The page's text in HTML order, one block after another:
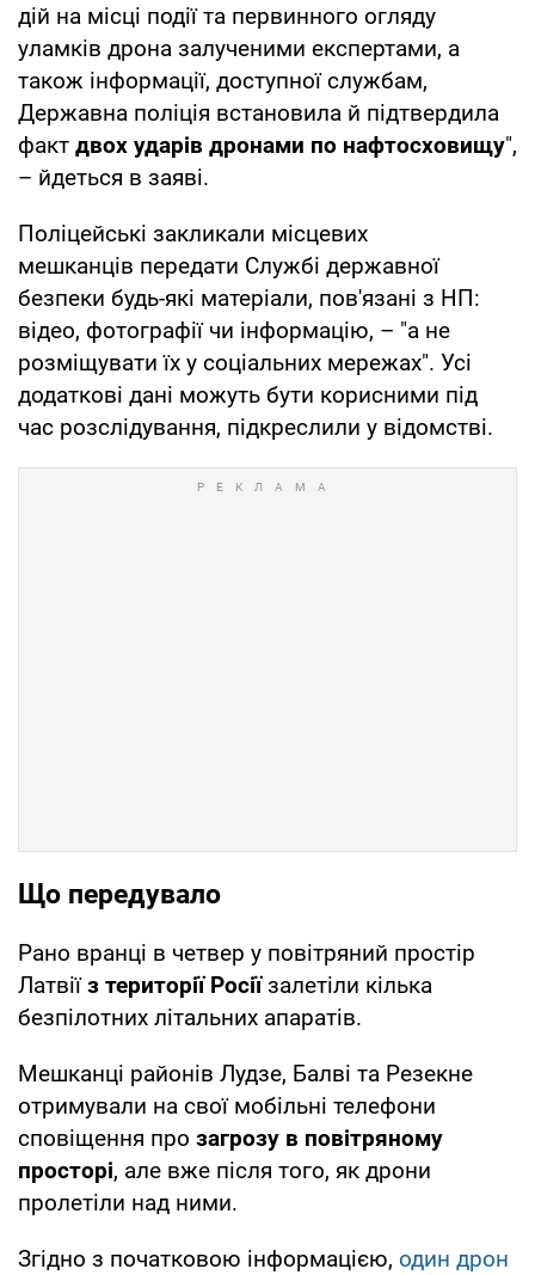
дій на місці події та первинного огляду
уламків дрона залученими експертами, а
також інформації, доступної службам,
Державна поліція встановила й підтвердила
факт двох ударів дронами по нафтосховищу",
– йдеться в заяві.
Поліцейські закликали місцевих
мешканців передати Службі державної
безпеки будь-які матеріали, пов'язані з НП:
відео, фотографії чи інформацію, – "а не
розміщувати їх у соціальних мережах". Усі
додаткові дані можуть бути корисними під
час розслідування, підкреслили у відомстві.
Що передувало
Рано вранці в четвер у повітряний простір
Латвіїз території Росіїзалетіли кілька
безпілотних літальних апаратів.
Мешканці районів Лудзе, Балві та Резекне
отримували на свої мобільні телефони
сповіщення про загрозу в повітряному
просторі, але вже після того, як дрони
пролетіли над ними.
Згідно з початковою інформацією, один дрон